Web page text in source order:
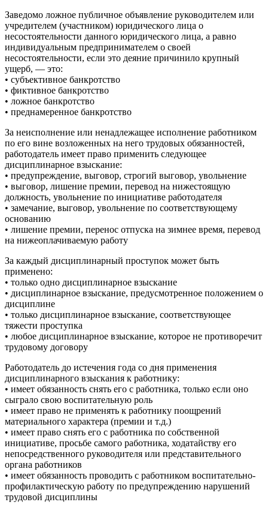
Заведомо ложное публичное объявление руководителем или
учредителем (участником) юридического лица о
несостоятельности данного юридического лица, а равно
индивидуальным предпринимателем о своей
несостоятельности, если это деяние причинило крупный
ущерб, — это:
• субъективное банкротство
• фиктивное банкротство
• ложное банкротство
• преднамеренное банкротство
За неисполнение или ненадлежащее исполнение работником
по его вине возложенных на него трудовых обязанностей,
работодатель имеет право применить следующее
дисциплинарное взыскание:
• предупреждение, выговор, строгий выговор, увольнение
• выговор, лишение премии, перевод на нижестоящую
должность, увольнение по инициативе работодателя
• замечание, выговор, увольнение по соответствующему
основанию
• лишение премии, перенос отпуска на зимнее время, перевод
на нижеоплачиваемую работу
За каждый дисциплинарный проступок может быть
применено:
• только одно дисциплинарное взыскание
• дисциплинарное взыскание, предусмотренное положением о
дисциплине
• только дисциплинарное взыскание, соответствующее
тяжести проступка
• любое дисциплинарное взыскание, которое не противоречит
трудовому договору
Работодатель до истечения года со дня применения
дисциплинарного взыскания к работнику:
• имеет обязанность снять его с работника, только если оно
сыграло свою воспитательную роль
• имеет право не применять к работнику поощрений
материального характера (премии и т.д.)
• имеет право снять его с работника по собственной
инициативе, просьбе самого работника, ходатайству его
непосредственного руководителя или представительного
органа работников
• имеет обязанность проводить с работником воспитательно-
профилактическую работу по предупреждению нарушений
трудовой дисциплины